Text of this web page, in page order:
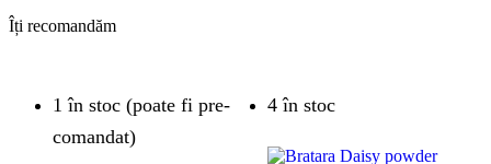
Îți recomandăm
1 în stoc (poate fi pre-
comandat)
4 în stoc